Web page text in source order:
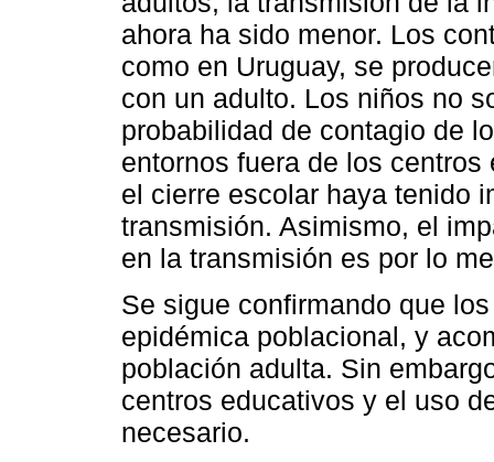
ahora ha sido menor. Los
como en Uruguay, se
con un adulto. Los niños no
probabilidad de contagio de
entornos fuera de los
el cierre escolar haya tenido
transmisión. Asimismo, el
en la transmisión es por lo
Se sigue confirmando que
epidémica poblacional, y
población adulta. Sin
centros educativos y el uso
necesario.